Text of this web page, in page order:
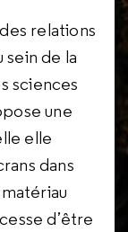
relations
de la
sciences
une
elle
dans
d’être